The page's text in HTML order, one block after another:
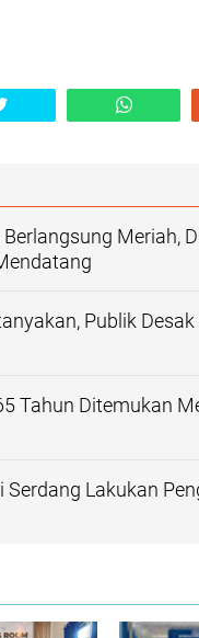
Meriah,
Publik
Tahun Ditemukan
Serdang Lakukan